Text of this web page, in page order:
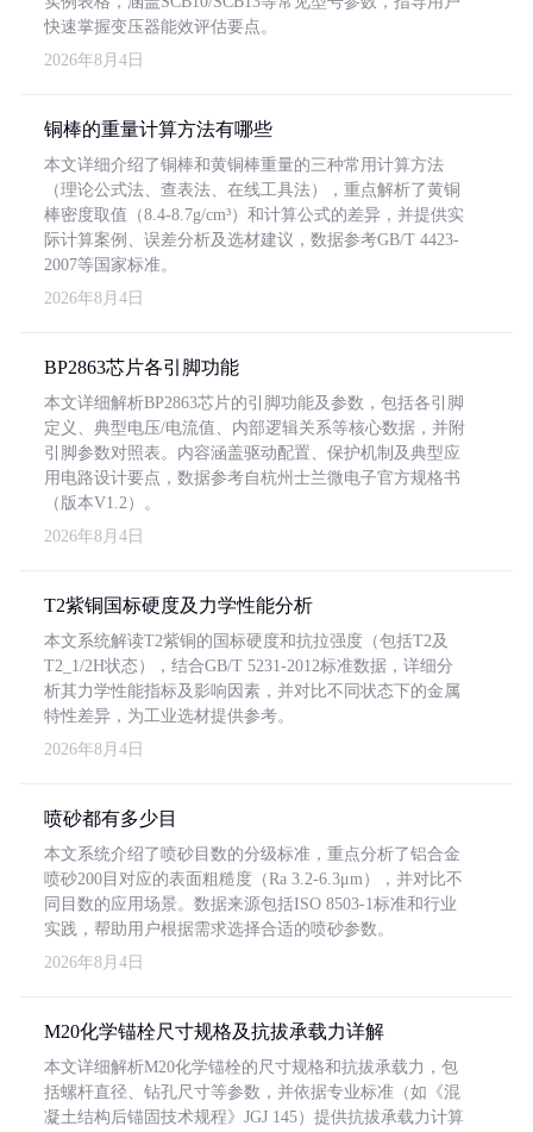
快速掌握变压器能效评估要点。
2026年8月4日
铜棒的重量计算方法有哪些
本文详细介绍了铜棒和黄铜棒重量的三种常用计算方法
（理论公式法、查表法、在线工具法），重点解析了黄铜
棒密度取值（8.4-8.7g/cm³）和计算公式的差异，并提供实
际计算案例、误差分析及选材建议，数据参考GB/T 4423-
2007等国家标准。
2026年8月4日
BP2863芯片各引脚功能
本文详细解析BP2863芯片的引脚功能及参数，包括各引脚
定义、典型电压/电流值、内部逻辑关系等核心数据，并附
引脚参数对照表。内容涵盖驱动配置、保护机制及典型应
用电路设计要点，数据参考自杭州士兰微电子官方规格书
（版本V1.2）。
2026年8月4日
T2紫铜国标硬度及力学性能分析
本文系统解读T2紫铜的国标硬度和抗拉强度（包括T2及
T2_1/2H状态），结合GB/T 5231-2012标准数据，详细分
析其力学性能指标及影响因素，并对比不同状态下的金属
特性差异，为工业选材提供参考。
2026年8月4日
喷砂都有多少目
本文系统介绍了喷砂目数的分级标准，重点分析了铝合金
喷砂200目对应的表面粗糙度（Ra 3.2-6.3μm），并对比不
同目数的应用场景。数据来源包括ISO 8503-1标准和行业
实践，帮助用户根据需求选择合适的喷砂参数。
2026年8月4日
M20化学锚栓尺寸规格及抗拔承载力详解
本文详细解析M20化学锚栓的尺寸规格和抗拔承载力，包
括螺杆直径、钻孔尺寸等参数，并依据专业标准（如《混
凝土结构后锚固技术规程》JGJ 145）提供抗拔承载力计算